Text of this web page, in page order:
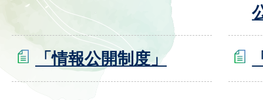
「情報公開制度」